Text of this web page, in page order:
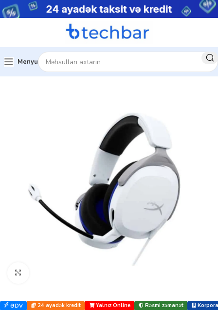
Menyu
Kompüter Qulaqlıqları Hyperx Qulaqlıqlar
ƏDV 24 ayadək kredit Yalnız Online Rəsmi zəmanət